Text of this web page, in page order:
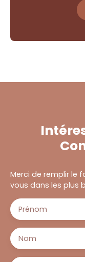
Merci de remplir le
vous dans les plus
Prénom
Nom